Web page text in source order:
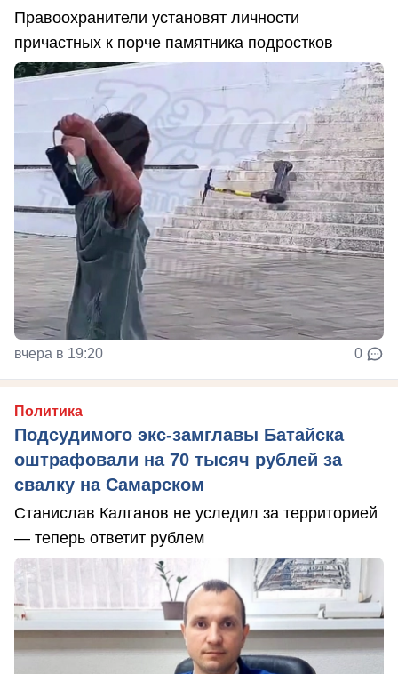
Правоохранители установят личности
причастных к порче памятника подростков
вчера в 19:20 0
Политика
Подсудимого экс-замглавы Батайска
оштрафовали на 70 тысяч рублей за
свалку на Самарском
Станислав Калганов не уследил за территорией
— теперь ответит рублем